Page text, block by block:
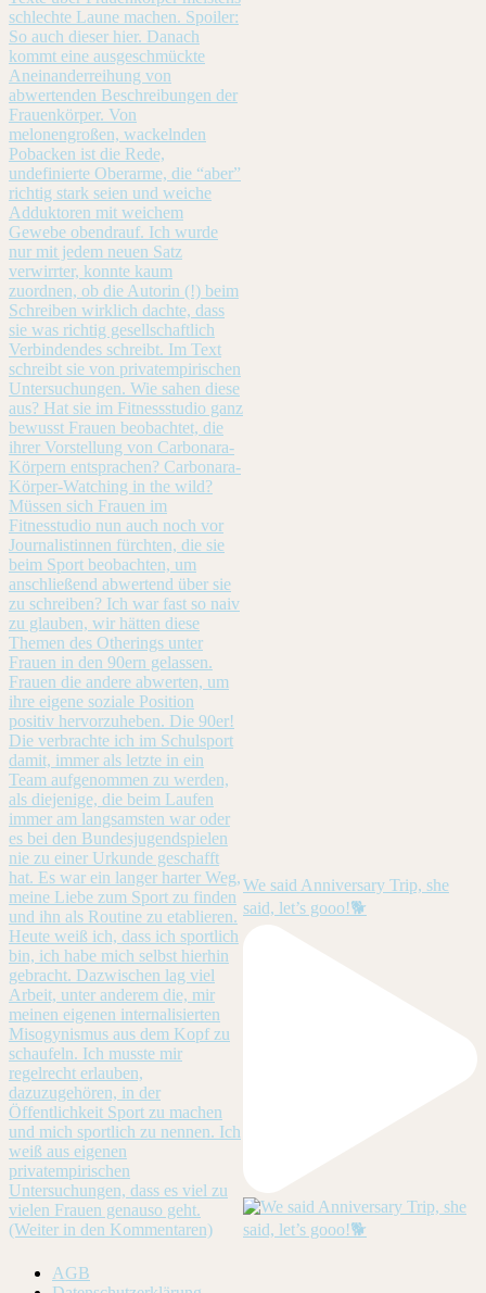
We said Anniversary Trip, she
said, let’s gooo!🐕
AGB